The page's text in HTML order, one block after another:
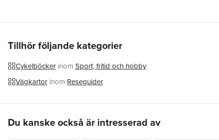
Förlag
Kartförlaget
Tillhör följande kategorier
Cykelböcker inom Sport, fritid och hobby
Vägkartor inom Reseguider
Du kanske också är intresserad av